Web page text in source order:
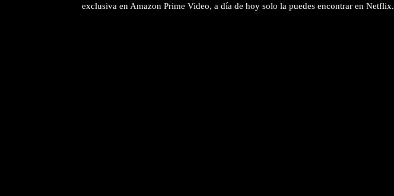
exclusiva en Amazon Prime Video, a día de hoy solo la puedes encontrar en Netflix.